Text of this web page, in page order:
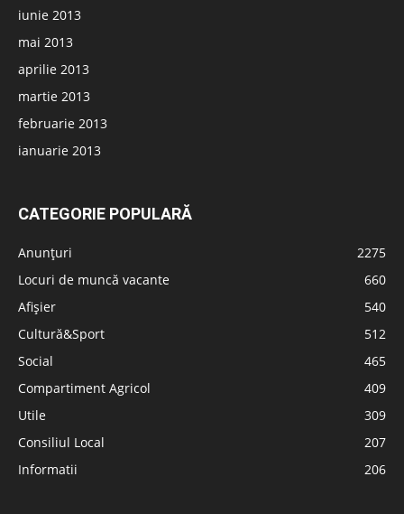
iunie 2013
mai 2013
aprilie 2013
martie 2013
februarie 2013
ianuarie 2013
CATEGORIE POPULARĂ
Anunțuri
2275
Locuri de muncă vacante
660
Afișier
540
Cultură&Sport
512
Social
465
Compartiment Agricol
409
Utile
309
Consiliul Local
207
Informatii
206